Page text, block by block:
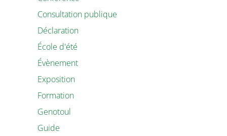
Consultation publique
Déclaration
École d'été
Évènement
Exposition
Formation
Genotoul
Guide